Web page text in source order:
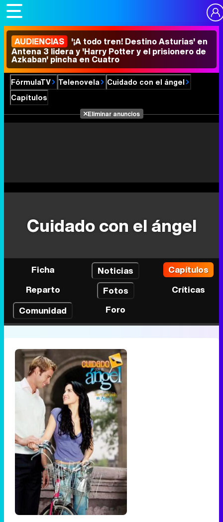
AUDIENCIAS '¡A todo tren! Destino Asturias' en
Antena 3 lidera y 'Harry Potter y el prisionero de
Azkaban' pincha en Cuatro
FórmulaTV Telenovela
Cuidado con el ángel
Capítulos
Eliminar anuncios
Cuidado con el ángel
Ficha Noticias
Capítulos
Reparto
Fotos
Críticas
Comunidad
Foro